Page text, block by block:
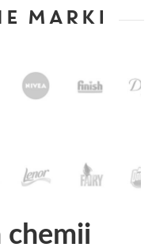
MARKI
chemii